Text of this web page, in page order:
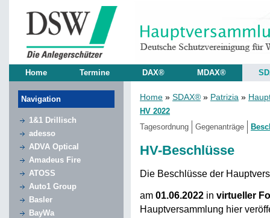
Home Termine DAX® MDAX®
Navigation
1&1 Drillisch
adesso
ADVA Optical
Amadeus Fire
ATOSS
Auto1 Group
Basler
BayWa
Home » SDAX® » Patrizia »
HV 2022
Tagesordnung
Gegenanträge
HV-Beschlüsse
Die Beschlüsse der
am 01.06.2022 in virtueller
Hauptversammlung hier